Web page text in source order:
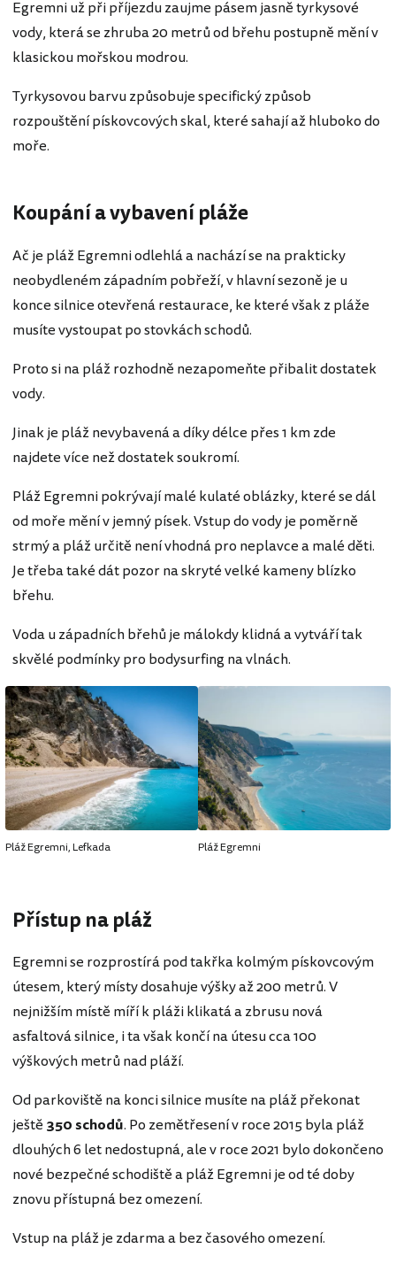
Egremni už při příjezdu zaujme pásem jasně tyrkysové
vody, která se zhruba 20 metrů od břehu postupně mění v
klasickou mořskou modrou.
Tyrkysovou barvu způsobuje specifický způsob
rozpouštění pískovcových skal, které sahají až hluboko do
moře.
Koupání a vybavení pláže
Ač je pláž Egremni odlehlá a nachází se na prakticky
neobydleném západním pobřeží, v hlavní sezoně je u
konce silnice otevřená restaurace, ke které však z pláže
musíte vystoupat po stovkách schodů.
Proto si na pláž rozhodně nezapomeňte přibalit dostatek
vody.
Jinak je pláž nevybavená a díky délce přes 1 km zde
najdete více než dostatek soukromí.
Pláž Egremni pokrývají malé kulaté oblázky, které se dál
od moře mění v jemný písek. Vstup do vody je poměrně
strmý a pláž určitě není vhodná pro neplavce a malé děti.
Je třeba také dát pozor na skryté velké kameny blízko
břehu.
Voda u západních břehů je málokdy klidná a vytváří tak
skvělé podmínky pro bodysurfing na vlnách.
Pláž Egremni, Lefkada Pláž Egremni
Přístup na pláž
Egremni se rozprostírá pod takřka kolmým pískovcovým
útesem, který místy dosahuje výšky až 200 metrů. V
nejnižším místě míří k pláži klikatá a zbrusu nová
asfaltová silnice, i ta však končí na útesu cca 100
výškových metrů nad pláží.
Od parkoviště na konci silnice musíte na pláž překonat
ještě 350 schodů. Po zemětřesení v roce 2015 byla pláž
dlouhých 6 let nedostupná, ale v roce 2021 bylo dokončeno
nové bezpečné schodiště a pláž Egremni je od té doby
znovu přístupná bez omezení.
Vstup na pláž je zdarma a bez časového omezení.